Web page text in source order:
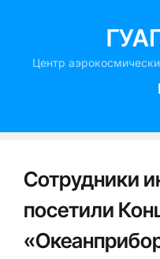
Центр
Сотрудники
посетили